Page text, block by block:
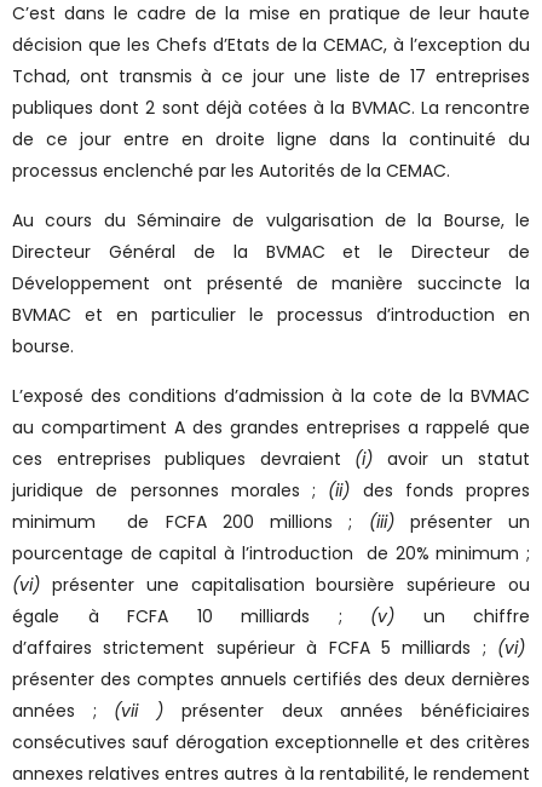
C’est dans le cadre de la mise en pratique de leur haute
décision que les Chefs d’Etats de la CEMAC, à l’exception du
Tchad, ont transmis à ce jour une liste de 17 entreprises
publiques dont 2 sont déjà cotées à la BVMAC. La rencontre
de ce jour entre en droite ligne dans la continuité du
processus enclenché par les Autorités de la CEMAC.
Au cours du Séminaire de vulgarisation de la Bourse, le
Directeur Général de la BVMAC et le Directeur de
Développement ont présenté de manière succincte la
BVMAC et en particulier le processus d’introduction en
bourse.
L’exposé des conditions d’admission à la cote de la BVMAC
au compartiment A des grandes entreprises a rappelé que
ces entreprises publiques devraient (i) avoir un statut
juridique de personnes morales ; (ii) des fonds propres
minimum de FCFA 200 millions ; (iii) présenter un
pourcentage de capital à l’introduction de 20% minimum ;
(vi) présenter une capitalisation boursière supérieure ou
égale à FCFA 10 milliards ; (v) un chiffre
d’affaires strictement supérieur à FCFA 5 milliards ; (vi)
présenter des comptes annuels certifiés des deux dernières
années ; (vii ) présenter deux années bénéficiaires
consécutives sauf dérogation exceptionnelle et des critères
annexes relatives entres autres à la rentabilité, le rendement